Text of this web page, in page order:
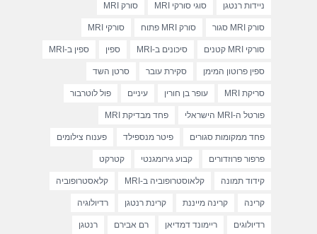
ניידות רנטגן סוגי סורקי MRI סורק MRI
סורק MRI סגור סורק MRI פתוח סורקי MRI
סורקי MRI קטנים סיכונים ב-MRI ספין ספין ב-MRI
ספין פרוטון המימן סקירת עובר סרטן השד
סריקת MRI עופר בן חורין עיניים פול לוטרבור
פורטל ה-MRI הישראלי פחד מבדיקת MRI
פחד ממקומות סגורים פיטר מנספילד פענוח צילומים
פרפור פרוזדורים קבוע גירומגנטי קטרקט
קידוד תמונה קלאוסטרופוביה ב-MRI קלאסטרופוביה
קרינה קרינה מייננת קרינת רנטגן רדיולוגיה
רדיולוגים ריימונד דמדיאן רם אבירם רנטגן